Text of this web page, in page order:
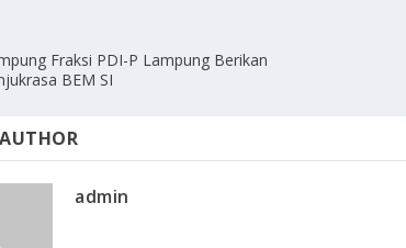
Fraksi PDI-P Lampung Berikan
BEM SI
admin